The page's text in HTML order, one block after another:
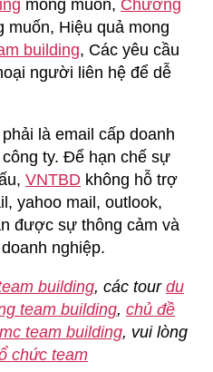
mong muốn, Chương
muốn, Hiệu quả mong
building, Các yêu cầu
người liên hệ để dễ
là email cấp doanh
ty. Để hạn chế sự
VNTBD không hỗ trợ
yahoo mail, outlook,
được sự thông cảm và
nghiệp.
building, các tour du
team building, chủ đề
team building, vui lòng
chức team